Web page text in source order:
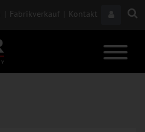
| Fabrikverkauf | Kontakt